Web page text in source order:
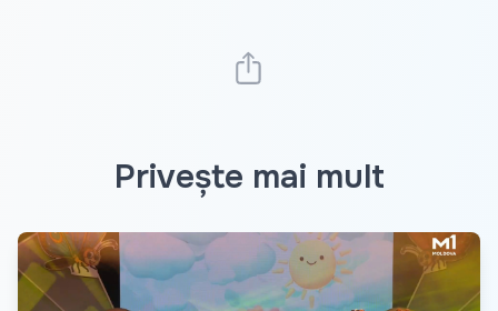
Privește mai mult